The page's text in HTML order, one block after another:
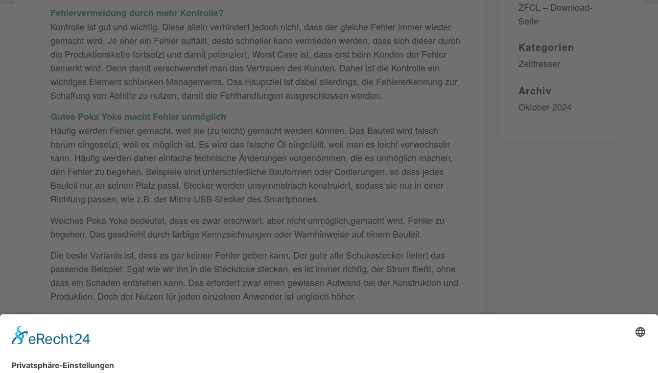
Fehlervermeidung durch mehr Kontrolle?
Kontrolle ist gut und wichtig. Diese allein verhindert jedoch nicht, dass der gleiche Fehler immer wieder
gemacht wird. Je eher ein Fehler auffällt, desto schneller kann vermieden werden, dass sich dieser durch
die Produktionskette fortsetzt und damit potenziert. Worst Case ist, dass erst beim Kunden der Fehler
bemerkt wird. Denn damit verschwendet man das Vertrauen des Kunden. Daher ist die Kontrolle ein
wichtiges Element schlanken Managements. Das Hauptziel ist dabei allerdings, die Fehlererkennung zur
Schaffung von Abhilfe zu nutzen, damit die Fehlhandlungen ausgeschlossen werden.
Gutes Poka Yoke macht Fehler unmöglich
Häufig werden Fehler gemacht, weil sie (zu leicht) gemacht werden können. Das Bauteil wird falsch
herum eingesetzt, weil es möglich ist. Es wird das falsche Öl eingefüllt, weil man es leicht verwechseln
kann. Häufig werden daher einfache technische Änderungen vorgenommen, die es unmöglich machen,
den Fehler zu begehen. Beispiele sind unterschiedliche Bauformen oder Codierungen, so dass jedes
Bauteil nur an seinen Platz passt. Stecker werden unsymmetrisch konstruiert, sodass sie nur in einer
Richtung passen, wie z.B. der Micro-USB-Stecker des Smartphones.
Weiches Poka Yoke bedeutet, dass es zwar erschwert, aber nicht unmöglich,gemacht wird, Fehler zu
begehen. Das geschieht durch farbige Kennzeichnungen oder Warnhinweise auf einem Bauteil.
Die beste Variante ist, dass es gar keinen Fehler geben kann. Der gute alte Schukostecker liefert das
passende Beispiel: Egal wie wir ihn in die Steckdose stecken, es ist immer richtig, der Strom fließt, ohne
dass ein Schaden entstehen kann. Das erfordert zwar einen gewissen Aufwand bei der Konstruktion und
Produktion. Doch der Nutzen für jeden einzelnen Anwender ist ungleich höher.
Zurück
ZFCL – Download-
Seite
Kategorien
Zeitfresser
Archiv
Oktober 2024